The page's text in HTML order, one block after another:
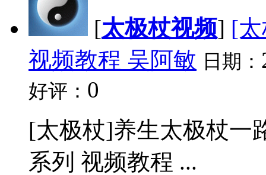
[太极杖视频] [
视频教程 吴阿敏 日期：
好评： 0
[太极杖]养生太极杖一
系列 视频教程 ...